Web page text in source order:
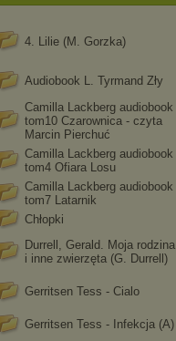
4. Lilie (M. Gorzka)
Audiobook L. Tyrmand Zły
Camilla Lackberg audiobook
tom10 Czarownica - czyta
Marcin Pierchuć
Camilla Lackberg audiobook
tom4 Ofiara Losu
Camilla Lackberg audiobook
tom7 Latarnik
Chłopki
Durrell, Gerald. Moja rodzina
i inne zwierzęta (G. Durrell)
Gerritsen Tess - Cialo
Gerritsen Tess - Infekcja (A)